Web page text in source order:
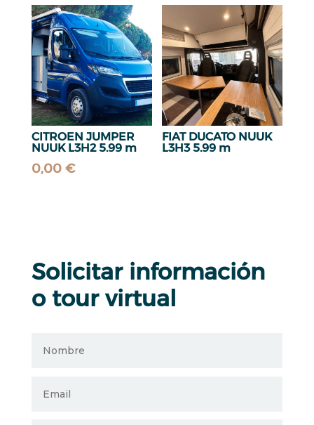
CITROEN JUMPER
NUUK L3H2 5.99 m
0,00 €
FIAT DUCATO NUUK
L3H3 5.99 m
Solicitar información
o tour virtual